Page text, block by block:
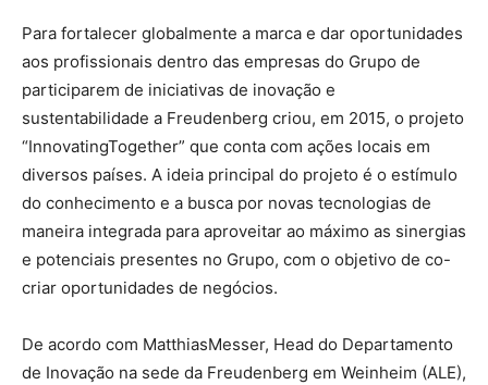
Para fortalecer globalmente a marca e dar oportunidades
aos profissionais dentro das empresas do Grupo de
participarem de iniciativas de inovação e
sustentabilidade a Freudenberg criou, em 2015, o projeto
“InnovatingTogether” que conta com ações locais em
diversos países. A ideia principal do projeto é o estímulo
do conhecimento e a busca por novas tecnologias de
maneira integrada para aproveitar ao máximo as sinergias
e potenciais presentes no Grupo, com o objetivo de co-
criar oportunidades de negócios.
De acordo com MatthiasMesser, Head do Departamento
de Inovação na sede da Freudenberg em Weinheim (ALE),